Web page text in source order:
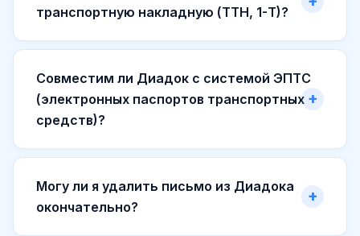
транспортную накладную (ТТН, 1-Т)?
Совместим ли Диадок с системой ЭПТС
(электронных паспортов транспортных
средств)?
Могу ли я удалить письмо из Диадока
окончательно?